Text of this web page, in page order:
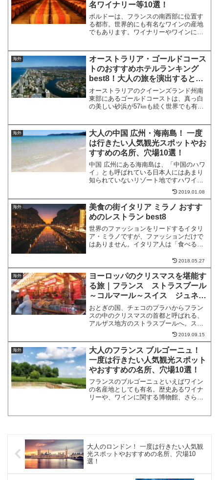
名ワイナリー等10選！
ボルドーは、フランスの南西部に位置す
る都市。世界的にも有名なワインの産地
でもあります。ワイナリーやワインに関
の、一度は行きたい観光スポットを厳選
してご紹介します！フランス...
海外
オーストラリア・ゴールドコース
トのおすすめホテルランキング
best8！大人の旅を演出するとっ
ておきのホテルはここ！
オーストラリアのクイーンズランド州南
東部にあるゴールドコーストは、真っ白
の美しい砂浜が57㎞も続く世界でも有数
パークなど飽きることがありません。そ
んなゴールドコーストで...
海外
大人の中国 広州・海南島！ 一度
は行きたい人気観光スポットやお
すすめの名所、穴場10選！
中国 広州にある海南島は、「中国のハワ
イ」とも呼ばれている日本人にはあまり
知られていないリゾート地ですハワイと
同じ緯度にあるため一年中温暖で過ごし
やすく、島には美しい海やビーチが広が
っています。今回はそんな南国リゾート
な雰囲気ただよう中国 ...
2019.01.08
海外
美食の街イタリア ミラノ おすす
めのレストラン best8
世界のファッションをリードするイタリ
ア・ミラノですが、ファッションだけで
はありません。イタリア人は「食べるこ
す。ですからイタリアはフランスと並
び、ヨーロッパ随一の美食の国として知
られています。特にミラノは...
2018.05.27
海外
ヨーロッパのクリスマスを堪能す
る旅｜フランス ストラスブール
～コルマール～スイス ジュネー
ブ
おとぎの国、チェコのプラハからフラン
スの中のクリスマスの首都と呼ばれる、
アルザス地方のストラスブールへ。スト
ラスブールからは、コルマールも片道30
分程。更に、スイスのジュネーブへ。チ
ェコのプラハ～フランスのストラスブー
ルへ格安バスの旅21時...
2019.09.15
海外
大人のフランス ブルゴーニュ！
一度は行きたい人気観光スポット
やおすすめの名所、穴場10選！
フランスのブルゴーニュといえばワイン
の名産地としても有名。歴史あるワイナ
リーや、ワインに関する博物館、さらに
大人のロンドン！ 一度は行きたい人気観
光スポットやおすすめの名所、穴場10
選！